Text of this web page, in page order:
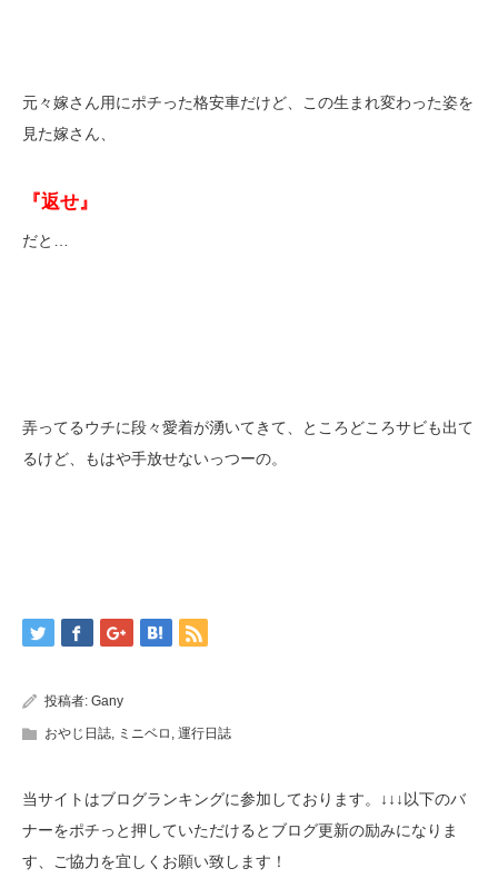
元々嫁さん用にポチった格安車だけど、この生まれ変わった姿を
見た嫁さん、
『返せ』
だと…
弄ってるウチに段々愛着が湧いてきて、ところどころサビも出て
るけど、もはや手放せないっつーの。
投稿者: Gany
おやじ日誌, ミニベロ , 運行日誌
当サイトはブログランキングに参加しております。↓↓↓以下のバ
ナーをポチっと押していただけるとブログ更新の励みになりま
す、ご協力を宜しくお願い致します！